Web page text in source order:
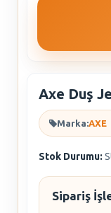
Axe Duş
Marka:AXE
Stok Durumu:
Sipariş